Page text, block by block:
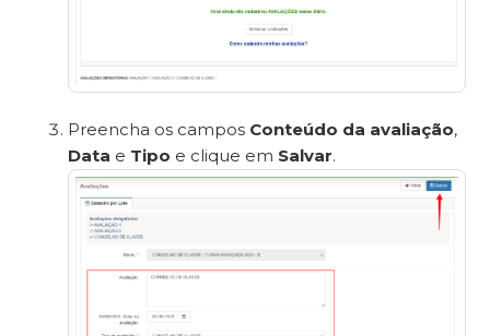
Preencha os campos Conteúdo da avaliação,
Data e Tipo e clique em Salvar.